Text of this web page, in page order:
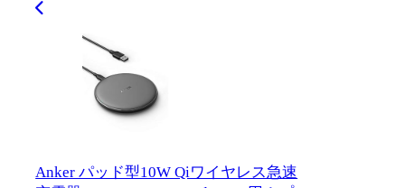
Anker パッド型10W Qiワイヤレス急速